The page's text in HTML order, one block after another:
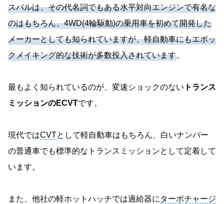
スバルは、その代名詞でもある水平対向エンジンで有名な
のはもちろん、4WD(4輪駆動)の乗用車を初めて開発した
メーカーとしても知られていますが、軽自動車にもエポッ
クメイキング的な技術が多数投入されています。
最もよく知られているのが、変速ショックのない トランス
ミッションのECVTです。
現代ではCVTとして軽自動車はもちろん、白いナンバー
の普通車でも標準的なトランスミッションとして定着して
います。
また、他社の軽ホットハッチでは過給器に ターボチャージ